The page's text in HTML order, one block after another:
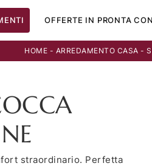
OFFERTE IN PRONTA
HOME - ARREDAMENTO CASA -
straordinario. Perfetta